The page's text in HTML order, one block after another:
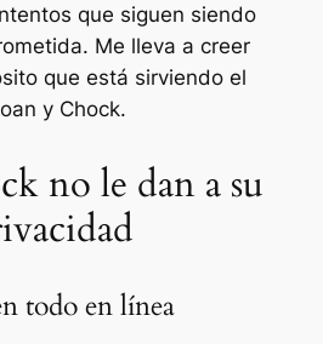
que siguen siendo
Me lleva a creer
que está sirviendo el
y Chock.
no le dan a su
todo en línea